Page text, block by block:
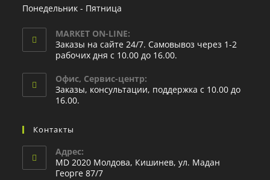
Понедельник - Пятница
MARKET ON-LINE:
Заказы на сайте 24/7. Самовывоз через 1-2
рабочих дня с 10.00 до 16.00.
Офис, Сервис-центр:
Заказы, консультации, поддержка с 10.00 до
16.00.
Контакты
Адрес:
MD 2020 Молдова, Кишинев, ул. Мадан
Георге 87/7